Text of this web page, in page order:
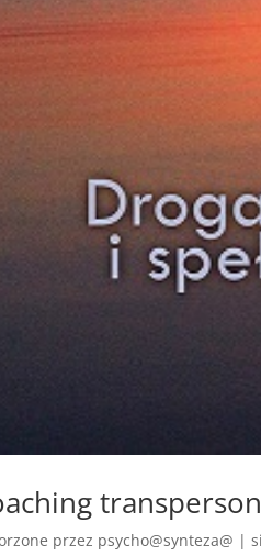
przez psycho@synteza@ |